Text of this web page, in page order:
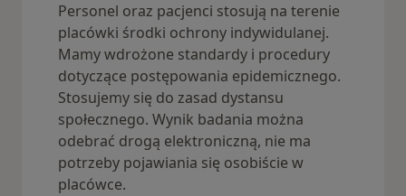
Personel oraz pacjenci stosują na terenie
placówki środki ochrony indywidulanej.
Mamy wdrożone standardy i procedury
dotyczące postępowania epidemicznego.
Stosujemy się do zasad dystansu
społecznego. Wynik badania można
odebrać drogą elektroniczną, nie ma
potrzeby pojawiania się osobiście w
placówce.